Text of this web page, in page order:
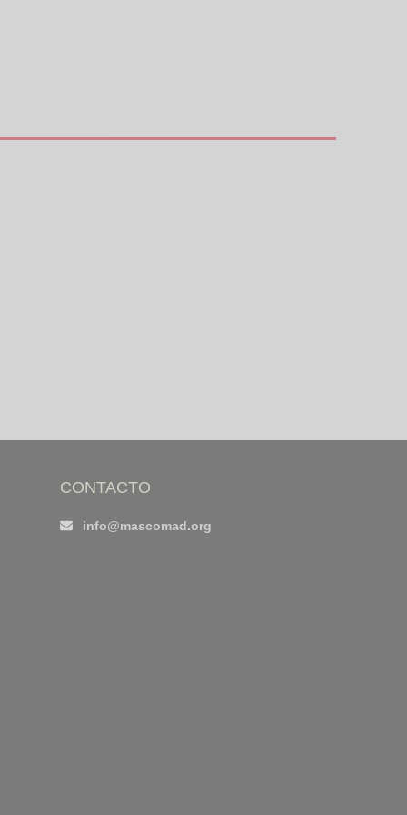
CONTACTO
info@mascomad.org